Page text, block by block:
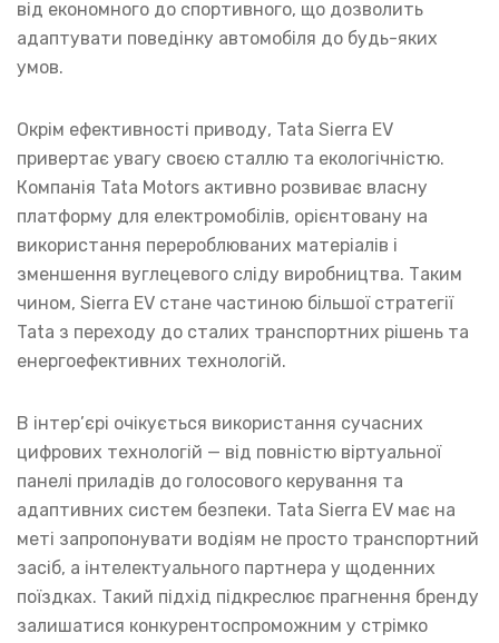
від економного до спортивного, що дозволить
адаптувати поведінку автомобіля до будь-яких
умов.
Окрім ефективності приводу, Tata Sierra EV
привертає увагу своєю сталлю та екологічністю.
Компанія Tata Motors активно розвиває власну
платформу для електромобілів, орієнтовану на
використання перероблюваних матеріалів і
зменшення вуглецевого сліду виробництва. Таким
чином, Sierra EV стане частиною більшої стратегії
Tata з переходу до сталих транспортних рішень та
енергоефективних технологій.
В інтер’єрі очікується використання сучасних
цифрових технологій — від повністю віртуальної
панелі приладів до голосового керування та
адаптивних систем безпеки. Tata Sierra EV має на
меті запропонувати водіям не просто транспортний
засіб, а інтелектуального партнера у щоденних
поїздках. Такий підхід підкреслює прагнення бренду
залишатися конкурентоспроможним у стрімко